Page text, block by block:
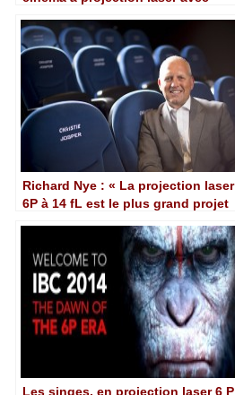
Richard Nye : « La projection laser
6P à 14 fL est le plus grand projet
Les singes, en projection laser 6 P